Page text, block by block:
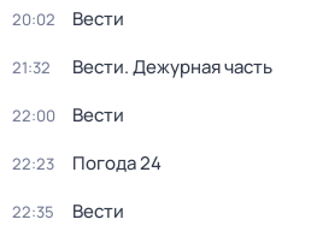
20:02 Вести
21:32 Вести. Дежурная часть
22:00 Вести
22:23 Погода 24
22:35 Вести